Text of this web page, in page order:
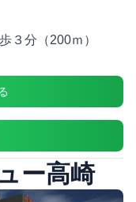
３分（200ｍ）
ー高崎